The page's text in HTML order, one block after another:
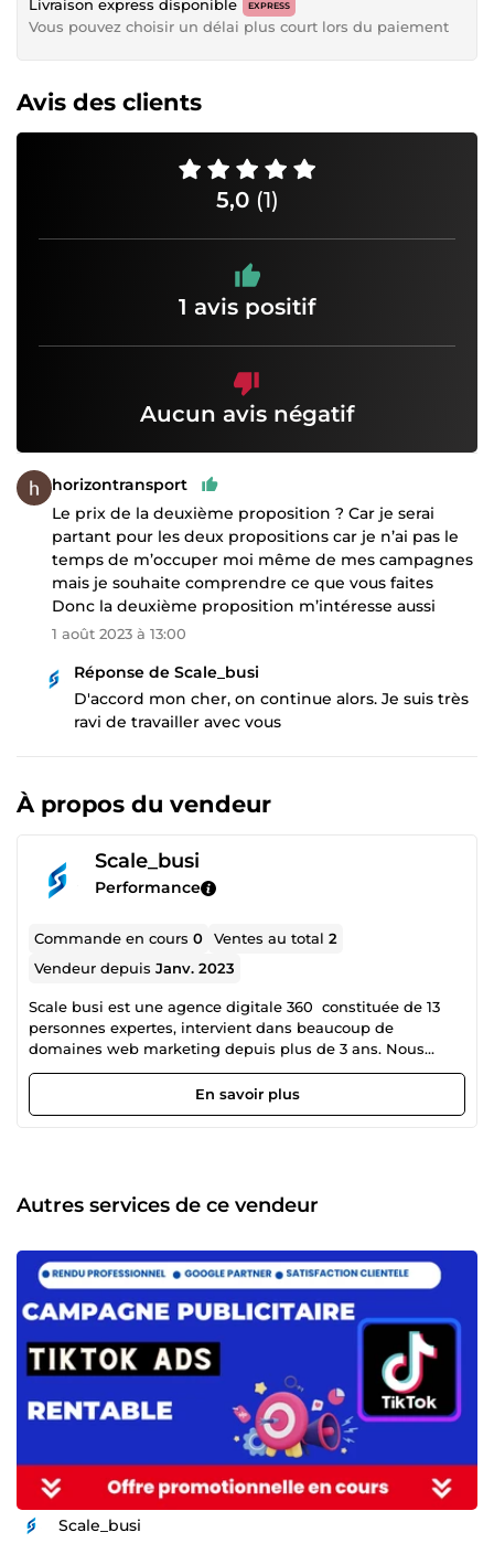
Livraison express disponible EXPRESS
Vous pouvez choisir un délai plus court lors du paiement
Avis des clients
5,0 (1)
1 avis positif
Aucun avis négatif
horizontransport
Le prix de la deuxième proposition ? Car je serai
partant pour les deux propositions car je n’ai pas le
temps de m’occuper moi même de mes campagnes
mais je souhaite comprendre ce que vous faites
Donc la deuxième proposition m’intéresse aussi
1 août 2023 à 13:00
Réponse de Scale_busi
D'accord mon cher, on continue alors. Je suis très
ravi de travailler avec vous
À propos du vendeur
Scale_busi
Performance
Commande en cours0 Ventes au total2
Vendeur depuisJanv. 2023
Scale busi est une agence digitale 360 constituée de 13
personnes expertes, intervient dans beaucoup de
domaines web marketing depuis plus de 3 ans. Nous
intervenons en tant que consultant marketing,media
buyer, développeur web, copywriter, rédacteur SEO,
créateur de site web avec CMS comme WordPress, etc
confiez votre mission, votre mission devient la nôtre. Et
c’est avec cette philosophie que nous satisfaisons nos
juste après notre lancement hors de comeup. Notre
figurante succès après notre lancement est grâce à notre
travaille acharnés en internes, sans oublier la satisfaction
clientèle dont chaque membre de l’équipe avait fait
preuve (expériences) avant la constitution de scale_busi .
Ainsi, notre regroupement se révèle comme un hyper
atout pour n’importe quelles entreprises ou marques.
Inscrit nouvellement sur comeup, scale busi poursuit
comme objectif de vous aider dans tous vos projets
marketing. Scale busi, votre partenaire de réussite digitale
En savoir plus
Autres services de ce vendeur
Scale_busi